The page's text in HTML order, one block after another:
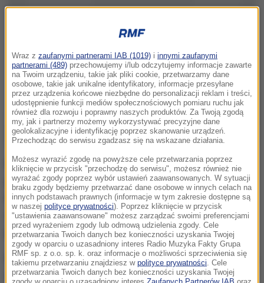
Na Zamku Królewskim w Warszawie po raz kolejny
przyznano nagrody za osiągnięcia w dziedzinie
kultury chrześcijańskiej, promocję człowieka, pracę
charytatywną i edukacyjno-wychowawczą,
propagowanie nauczania papieża Jana Pawła II.
Nagroda Totus w kategorii "Propagowanie nauczania
Ojca Świętego Jana Pawła II" przyznana została
Wraz z zaufanymi partnerami IAB (1019) i innymi zaufanymi
partnerami (489) przechowujemy i/lub odczytujemy informacje zawarte
na Twoim urządzeniu, takie jak pliki cookie, przetwarzamy dane
osobowe, takie jak unikalne identyfikatory, informacje przesyłane
przez urządzenia końcowe niezbędne do personalizacji reklam i treści,
udostępnienie funkcji mediów społecznościowych pomiaru ruchu jak
również dla rozwoju i poprawny naszych produktów. Za Twoją zgodą
my, jak i partnerzy możemy wykorzystywać precyzyjne dane
geolokalizacyjne i identyfikację poprzez skanowanie urządzeń.
Przechodząc do serwisu zgadzasz się na wskazane działania.
Możesz wyrazić zgodę na powyższe cele przetwarzania poprzez
kliknięcie w przycisk "przechodzę do serwisu", możesz również nie
wyrażać zgody poprzez wybór ustawień zaawansowanych. W sytuacji
braku zgody będziemy przetwarzać dane osobowe w innych celach na
innych podstawach prawnych (informacje w tym zakresie dostępne są
w naszej polityce prywatności). Poprzez kliknięcie w przycisk
"ustawienia zaawansowane" możesz zarządzać swoimi preferencjami
przed wyrażeniem zgody lub odmową udzielenia zgody. Cele
przetwarzania Twoich danych bez konieczności uzyskania Twojej
zgody w oparciu o uzasadniony interes Radio Muzyka Fakty Grupa
RMF sp. z o.o. sp. k. oraz informacje o możliwości sprzeciwienia się
takiemu przetwarzaniu znajdziesz w polityce prywatności . Cele
przetwarzania Twoich danych bez konieczności uzyskania Twojej
zgody w oparciu o uzasadniony interes Zaufanych Partnerów IAB oraz